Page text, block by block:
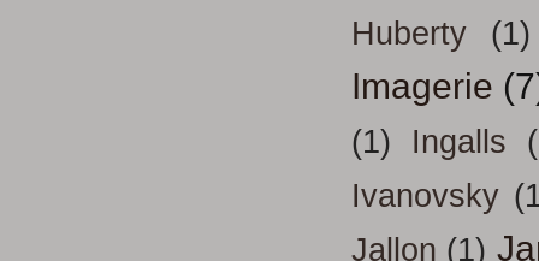
Huberty
(1)
Imagerie
(1) Ingalls
Ivanovsky
Jallon (1)